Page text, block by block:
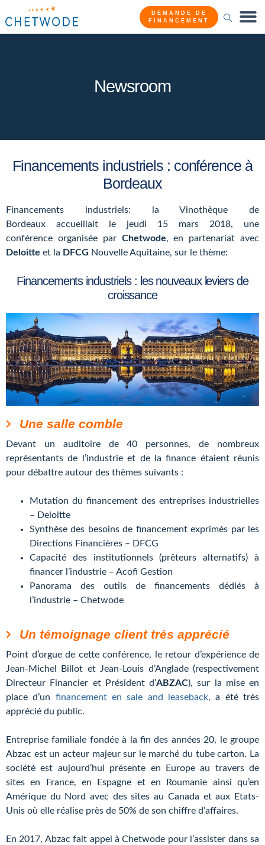
DEMANDE DE
FINANCEMENT
Newsroom
Financements industriels : conférence à
Bordeaux
Financements industriels: la Vinothèque de
Bordeaux accueillait le jeudi 15 mars 2018, une
conférence organisée par Chetwode, en partenariat avec
Deloitte et la DFCG Nouvelle Aquitaine, sur le thème:
Financements industriels : les nouveaux leviers de
croissance
Une salle comble
Devant un auditoire de 40 personnes, de nombreux
représentants de l’industrie et de la finance étaient réunis
pour débattre autour des thèmes suivants :
Mutation du financement des entreprises industrielles
– Deloitte
Synthèse des besoins de financement exprimés par les
Directions Financières – DFCG
Capacité des institutionnels (prêteurs alternatifs) à
financer l’industrie – Acofi Gestion
Panorama des outils de financements dédiés à
l’industrie – Chetwode
Un témoignage client très apprécié
Point d’orgue de cette conférence, le retour d’expérience de
Jean-Michel Billot et Jean-Louis d’Anglade (respectivement
Directeur Financier et Président d’ABZAC), sur la mise en
place d’un financement en sale and leaseback, a été très
apprécié du public.
Entreprise familiale fondée à la fin des années 20, le groupe
Abzac est un acteur majeur sur le marché du tube carton. La
société est aujourd’hui présente en Europe au travers de
sites en France, en Espagne et en Roumanie ainsi qu’en
Amérique du Nord avec des sites au Canada et aux Etats-
Unis où elle réalise près de 50% de son chiffre d’affaires.
En 2017, Abzac fait appel à Chetwode pour l’assister dans sa